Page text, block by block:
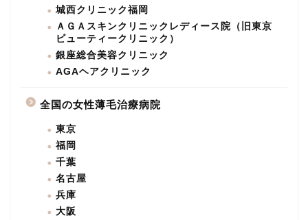
城西クリニック福岡
ＡＧＡスキンクリニックレディース院（旧東京
ビューティークリニック）
銀座総合美容クリニック
AGAヘアクリニック
全国の女性薄毛治療病院
東京
福岡
千葉
名古屋
兵庫
大阪